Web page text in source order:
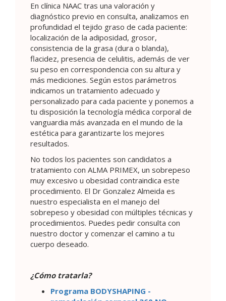
En clínica NAAC tras una valoración y
diagnóstico previo en consulta, analizamos en
profundidad el tejido graso de cada paciente:
localización de la adiposidad, grosor,
consistencia de la grasa (dura o blanda),
flacidez, presencia de celulitis, además de ver
su peso en correspondencia con su altura y
más mediciones. Según estos parámetros
indicamos un tratamiento adecuado y
personalizado para cada paciente y ponemos a
tu disposición la tecnología médica corporal de
vanguardia más avanzada en el mundo de la
estética para garantizarte los mejores
resultados.
No todos los pacientes son candidatos a
tratamiento con ALMA PRIMEX, un sobrepeso
muy excesivo u obesidad contraindica este
procedimiento. El Dr Gonzalez Almeida es
nuestro especialista en el manejo del
sobrepeso y obesidad con múltiples técnicas y
procedimientos. Puedes pedir consulta con
nuestro doctor y comenzar el camino a tu
cuerpo deseado.
¿Cómo tratarla?
Programa BODYSHAPING -